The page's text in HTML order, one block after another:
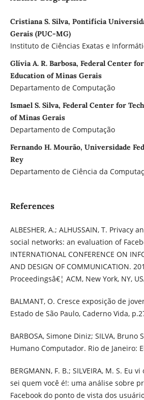
Cristiana S. Silva, Pontifícia
Gerais (PUC-MG)
Instituto de Ciências Exatas e
Glívia A. R. Barbosa, Federal Center
Education of Minas Gerais
Departamento de Computação
Ismael S. Silva, Federal Center for
of Minas Gerais
Departamento de Computação
Fernando H. Mourão, Universidade
Rey
Departamento de Ciência da
References
ALBESHER, A.; ALHUSSAIN, T. Privacy
social networks: an evaluation of
INTERNATIONAL CONFERENCE ON
AND DESIGN OF COMMUNICATION.
Proceedingsâ€¦ ACM, New York, NY,
BALMANT, O. Cresce exposição de
Estado de São Paulo, Caderno Vida,
BARBOSA, Simone Diniz; SILVA, Bruno
Humano Computador. Rio de Janeiro:
BERGMANN, F. B.; SILVEIRA, M. S. Eu
sei quem você é!: uma análise sobre
Facebook do ponto de vista dos